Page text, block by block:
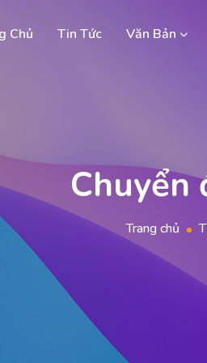
Chủ Tin Tức Văn Bản
Chuyển
Trang chủ